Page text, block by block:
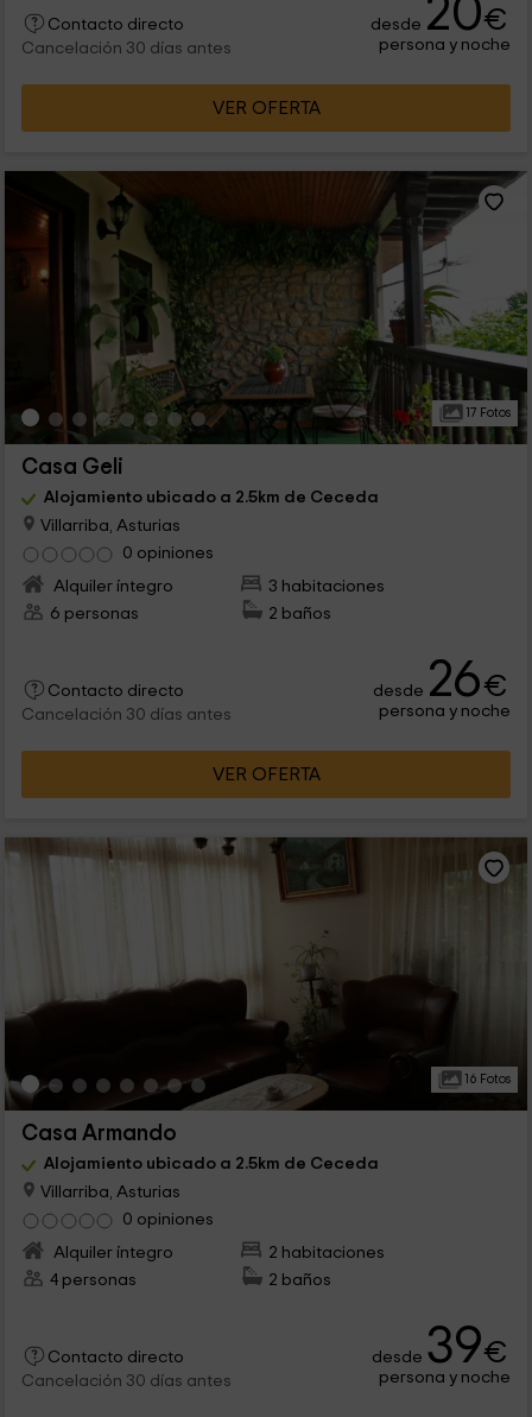
Contacto directo
Cancelación 30 días antes
desde 20€
persona y noche
VER OFERTA
17 Fotos
Casa Geli
Alojamiento ubicado a 2.5km de Ceceda
Villarriba, Asturias
0 opiniones
Alquiler íntegro
3 habitaciones
6 personas
2 baños
Contacto directo
Cancelación 30 días antes
desde 26€
persona y noche
VER OFERTA
16 Fotos
Casa Armando
Alojamiento ubicado a 2.5km de Ceceda
Villarriba, Asturias
0 opiniones
Alquiler íntegro
2 habitaciones
4 personas
2 baños
Contacto directo
Cancelación 30 días antes
desde 39€
persona y noche